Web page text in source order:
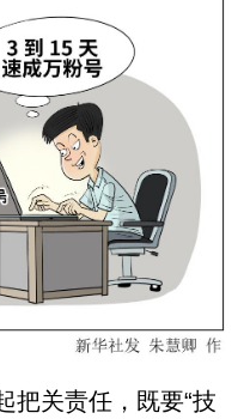
关责任，既要“技